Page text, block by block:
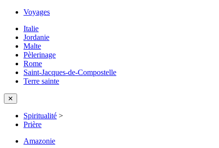
Voyages
Italie
Jordanie
Malte
Pèlerinage
Rome
Saint-Jacques-de-Compostelle
Terre sainte
✕
Spiritualité >
Prière
Amazonie